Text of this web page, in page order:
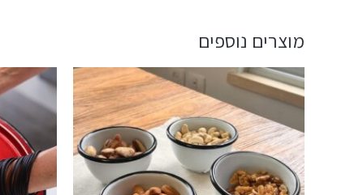
מוצרים נוספים